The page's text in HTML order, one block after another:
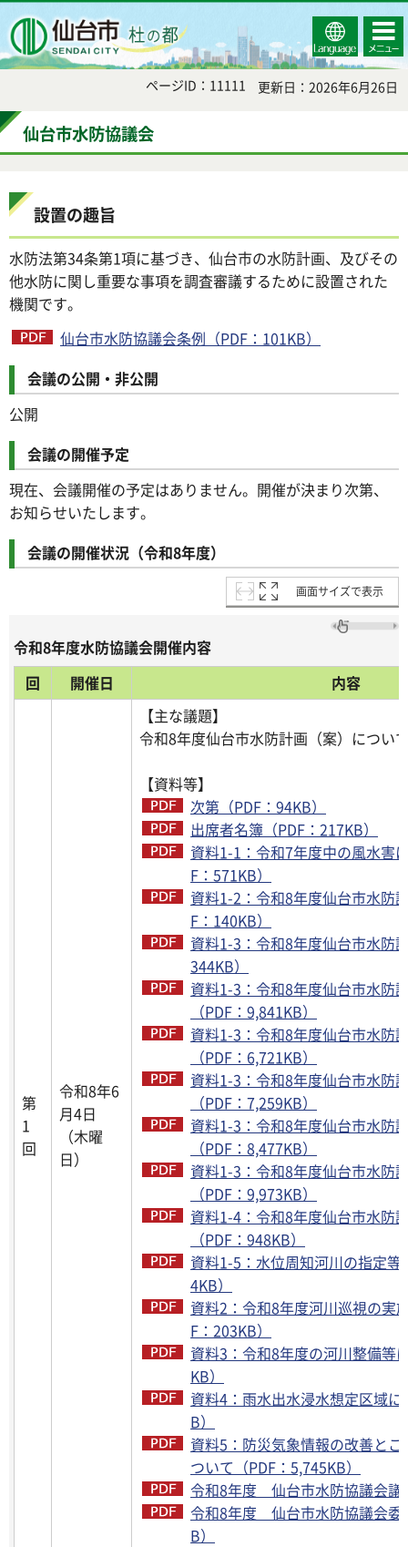
Select
Language
コンテ
ンツメ
ニュー
ページID：11111 更新日：2026年6月26日
仙台市水防協議会
設置の趣旨
水防法第34条第1項に基づき、仙台市の水防計画、及びその
他水防に関し重要な事項を調査審議するために設置された
機関です。
仙台市水防協議会条例（PDF：101KB）
会議の公開・非公開
公開
会議の開催予定
現在、会議開催の予定はありません。開催が決まり次第、
お知らせいたします。
会議の開催状況（令和8年度）
画面サイズで表示
令和8年度水防協議会開催内容
回
開催日 内容
第
1
回
令和8年6
月4日
（木曜
日）
【主な議題】
令和8年度仙台市水防計画
【資料等】
次第（PDF：94KB）
出席者名簿（PDF：217KB）
資料1-1：令和7年度中の風水害
F：571KB）
資料1-2：令和8年度仙台市水防
F：140KB）
資料1-3：令和8年度仙台市水防
344KB）
資料1-3：令和8年度仙台市水防
（PDF：9,841KB）
資料1-3：令和8年度仙台市水防
（PDF：6,721KB）
資料1-3：令和8年度仙台市水防
（PDF：7,259KB）
資料1-3：令和8年度仙台市水防
（PDF：8,477KB）
資料1-3：令和8年度仙台市水防
（PDF：9,973KB）
資料1-4：令和8年度仙台市水防
（PDF：948KB）
資料1-5：水位周知河川の指定等
4KB）
資料2：令和8年度河川巡視の実
F：203KB）
資料3：令和8年度の河川整備等
KB）
資料4：雨水出水浸水想定区域
B）
資料5：防災気象情報の改善と
ついて（PDF：5,745KB）
令和8年度 仙台市水防協議会議
令和8年度 仙台市水防協議会委
B）